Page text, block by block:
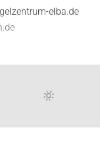
elba.de